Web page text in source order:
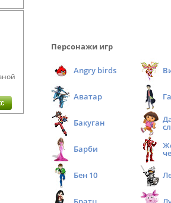
Персонажи игр
Angry birds
Аватар
Бакуган
Барби
Бен 10